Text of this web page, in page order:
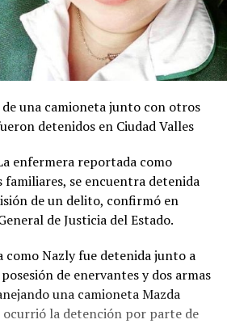
una camioneta junto con otros
detenidos en Ciudad Valles
enfermera reportada como
familiares, se encuentra detenida
de un delito, confirmó en
de Justicia del Estado.
como Nazly fue detenida junto a
de enervantes y dos armas
una camioneta Mazda
la detención por parte de